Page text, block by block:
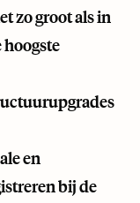
zo groot als in
en
bij de